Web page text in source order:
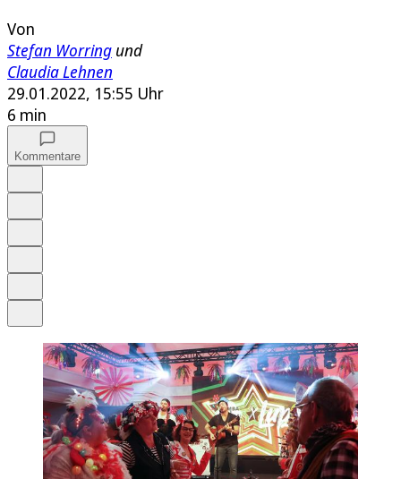
Von
Stefan Worring und
Claudia Lehnen
29.01.2022, 15:55 Uhr
6 min
Kommentare